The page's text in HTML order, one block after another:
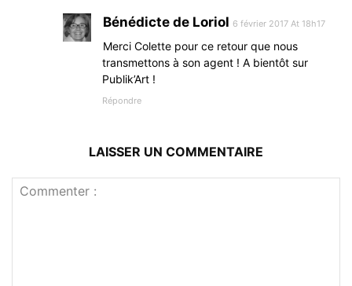
Bénédicte de Loriol 6 février 2017 At 18h17
Merci Colette pour ce retour que nous
transmettons à son agent ! A bientôt sur
Publik’Art !
Répondre
LAISSER UN COMMENTAIRE